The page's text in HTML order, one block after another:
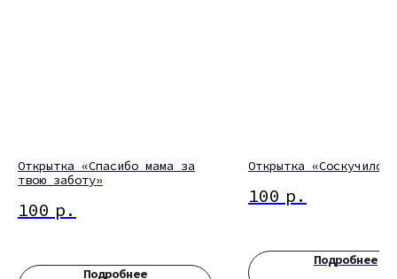
Открытка «Спасибо мама за
твою заботу»
100 р.
Подробнее
Открытка «Соскучился»
100 р.
Подробнее